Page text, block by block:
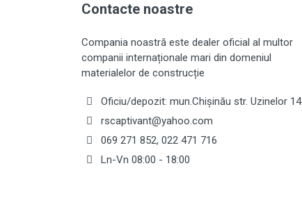
Contacte noastre
Compania noastră este dealer oficial al multor
companii internaționale mari din domeniul
materialelor de construcție
Oficiu/depozit: mun.Chișinău str. Uzinelor 14
rscaptivant@yahoo.com
069 271 852, 022 471 716
Ln-Vn 08:00 - 18:00